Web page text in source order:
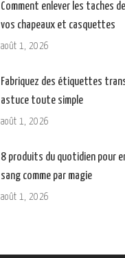
Comment enlever les taches
vos chapeaux et casquettes
août 1, 2026
Fabriquez des étiquettes
astuce toute simple
août 1, 2026
8 produits du quotidien pour
sang comme par magie
août 1, 2026